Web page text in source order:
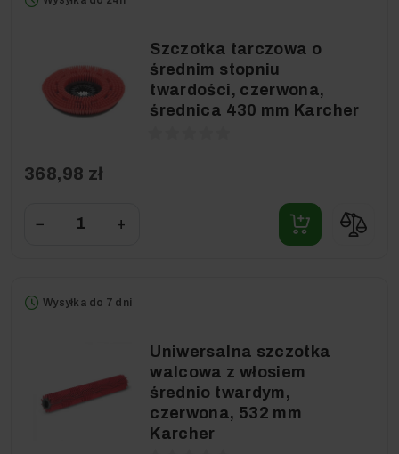
Szczotka tarczowa o
średnim stopniu
twardości, czerwona,
średnica 430 mm Karcher
368,98 zł
− +
Wysyłka do 7 dni
Uniwersalna szczotka
walcowa z włosiem
średnio twardym,
czerwona, 532 mm
Karcher